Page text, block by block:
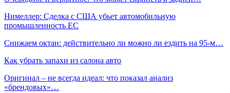
Нимеллер: Сделка с США убьет автомобильную
промышленность ЕС
Снижаем октан: действительно ли можно ли ездить на 95-м…
Как убрать запахи из салона авто
Оригинал – не всегда идеал: что показал анализ
«брендовых»…